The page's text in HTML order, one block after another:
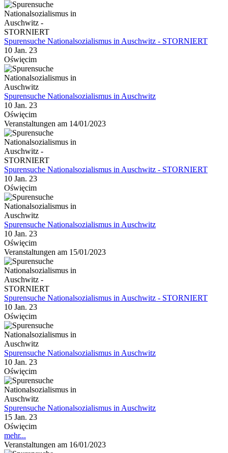
Spurensuche Nationalsozialismus in Auschwitz - STORNIERT
10 Jan. 23
Oświęcim
Spurensuche Nationalsozialismus in Auschwitz
10 Jan. 23
Oświęcim
Veranstaltungen am 14/01/2023
Spurensuche Nationalsozialismus in Auschwitz - STORNIERT
10 Jan. 23
Oświęcim
Spurensuche Nationalsozialismus in Auschwitz
10 Jan. 23
Oświęcim
Veranstaltungen am 15/01/2023
Spurensuche Nationalsozialismus in Auschwitz - STORNIERT
10 Jan. 23
Oświęcim
Spurensuche Nationalsozialismus in Auschwitz
10 Jan. 23
Oświęcim
Spurensuche Nationalsozialismus in Auschwitz
15 Jan. 23
Oświęcim
mehr...
Veranstaltungen am 16/01/2023